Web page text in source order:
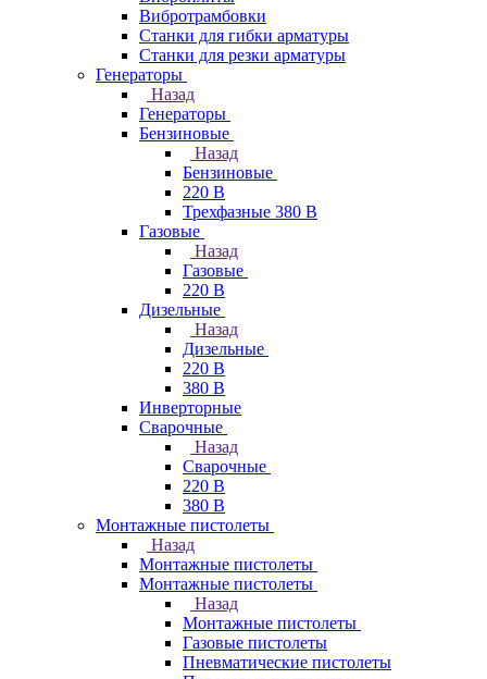
Вибротрамбовки
Станки для гибки арматуры
Станки для резки арматуры
Генераторы
Назад
Генераторы
Бензиновые
Назад
Бензиновые
220 В
Трехфазные 380 В
Газовые
Назад
Газовые
220 В
Дизельные
Назад
Дизельные
220 В
380 В
Инверторные
Сварочные
Назад
Сварочные
220 В
380 В
Монтажные пистолеты
Назад
Монтажные пистолеты
Монтажные пистолеты
Назад
Монтажные пистолеты
Газовые пистолеты
Пневматические пистолеты